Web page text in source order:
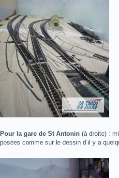
Pour la gare de St Antonin (à droite) :
posées comme sur le dessin d’il y a